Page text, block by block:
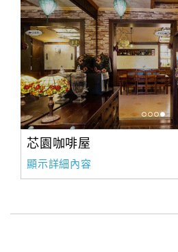
芯園咖啡屋
顯示詳細內容